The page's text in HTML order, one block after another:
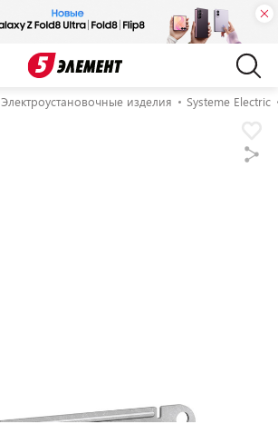
Электроустановочные изделия Systeme Electric